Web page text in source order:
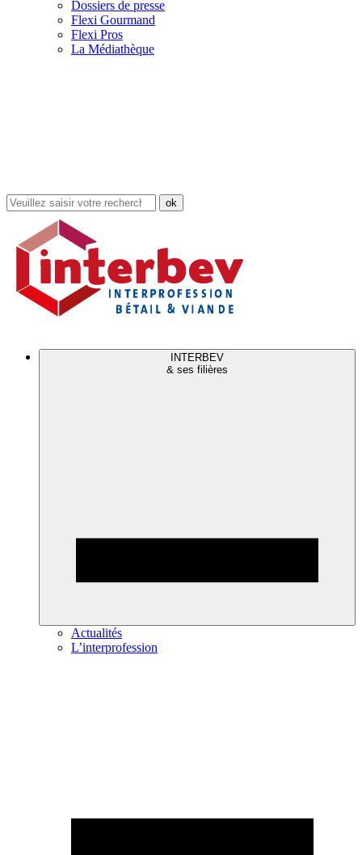
Dossiers de presse
Flexi Gourmand
Flexi Pros
La Médiathèque
Rechercher
dans
site
INTERBEV
& ses filières
Actualités
L’interprofession